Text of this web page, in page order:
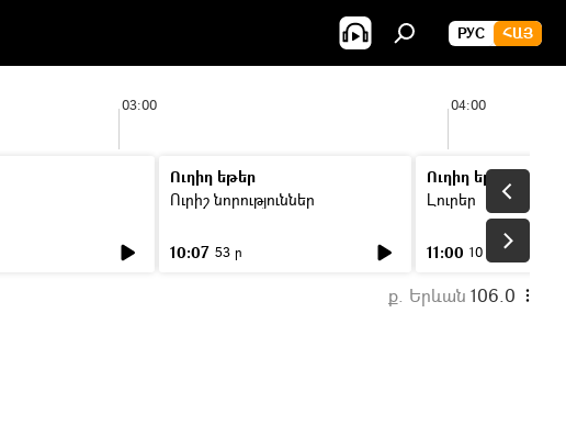
РУС ՀԱՅ
03:00 04:00
Ուղիղ եթեր
Ուրիշ նորություններ
10:07 53 ր
Ուղիղ եթեր
Լուրեր
11:00 10 ր
ք. Երևան 106.0